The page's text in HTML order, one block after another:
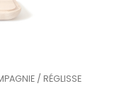
/ RÉGLISSE